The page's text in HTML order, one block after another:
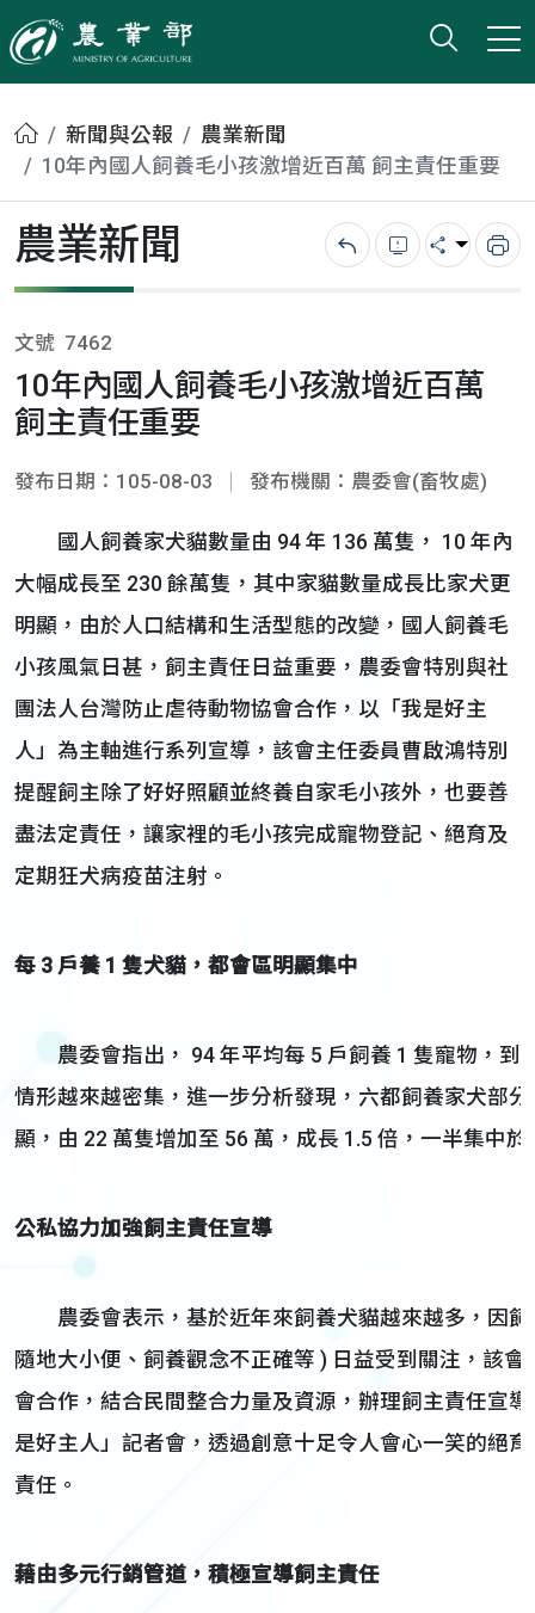
農業部
打開
小版
首頁新聞與公報
農業新聞
10年內國人飼養毛小孩激增近百萬 飼主責任重要
農業新聞 回上一頁錯誤回報
分享 列
文號 7462
10年內國人飼養毛小孩激增近百萬
飼主責任重要
發布日期：105-08-03 發布機關：農委會(畜牧處)
國人飼養家犬貓數量由 94 年 136 萬隻， 10 年內
大幅成長至 230 餘萬隻，其中家貓數量成長比家犬更
明顯，由於人口結構和生活型態的改變，國人飼養毛
小孩風氣日甚，飼主責任日益重要，農委會特別與社
團法人台灣防止虐待動物協會合作，以「我是好主
人」為主軸進行系列宣導，該會主任委員曹啟鴻特別
提醒飼主除了好好照顧並終養自家毛小孩外，也要善
盡法定責任，讓家裡的毛小孩完成寵物登記、絕育及
定期狂犬病疫苗注射。
每 3 戶養 1 隻犬貓，都會區明顯集中
農委會指出， 94 年平均每 5 戶飼養 1 隻寵物，到
情形越來越密集，進一步分析發現，六都飼養家犬部
顯，由 22 萬隻增加至 56 萬，成長 1.5 倍，一半集中
公私協力加強飼主責任宣導
農委會表示，基於近年來飼養犬貓越來越多，因飼
隨地大小便、飼養觀念不正確等 ) 日益受到關注，該
會合作，結合民間整合力量及資源，辦理飼主責任宣
是好主人」記者會，透過創意十足令人會心一笑的絕
責任。
藉由多元行銷管道，積極宣導飼主責任